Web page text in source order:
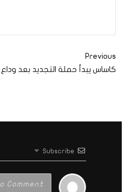
Previous
كاساس يبدأ حملة التجديد بعد وداع
Subscribe